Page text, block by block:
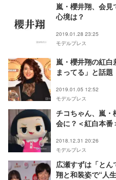
嵐・櫻井翔、会見
心境は？
2019.01.28 23:25
モデルプレス
嵐・櫻井翔の紅
まってる」と話
2019.01.05 12:52
モデルプレス
チコちゃん、嵐
会に？＜紅白本番
2018.12.31 20:26
モデルプレス
広瀬すずは「と
翔と和装姿で“人